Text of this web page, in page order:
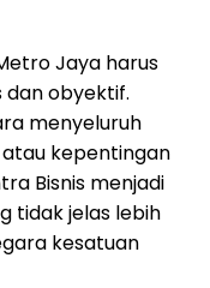
Jaya harus
obyektif.
menyeluruh
kepentingan
Bisnis menjadi
tidak jelas lebih
kesatuan